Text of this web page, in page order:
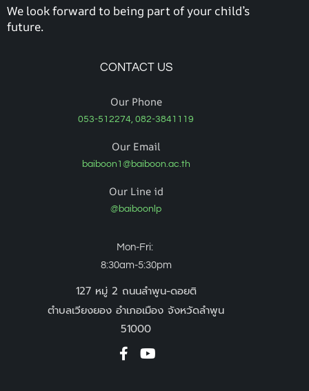
We look forward to being part of your child’s
future.
CONTACT US
Our Phone
053-512274, 082-3841119
Our Email
baiboon1@baiboon.ac.th
Our Line id
@baiboonlp
Mon-Fri:
8:30am-5:30pm
127 หมู่ 2 ถนนลำพูน-ดอยติ
ตำบลเวียงยอง อำเภอเมือง จังหวัดลำพูน
51000